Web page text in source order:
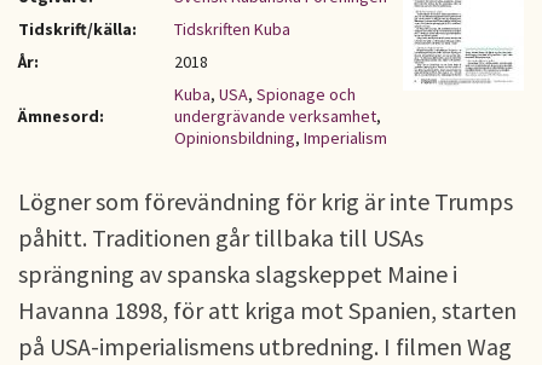
Tidskrift/källa:
Tidskriften Kuba
År:
2018
Ämnesord:
Kuba, USA, Spionage och
undergrävande verksamhet,
Opinionsbildning, Imperialism
Lögner som förevändning för krig är inte Trumps
påhitt. Traditionen går tillbaka till USAs
sprängning av spanska slagskeppet Maine i
Havanna 1898, för att kriga mot Spanien, starten
på USA-imperialismens utbredning. I filmen Wag